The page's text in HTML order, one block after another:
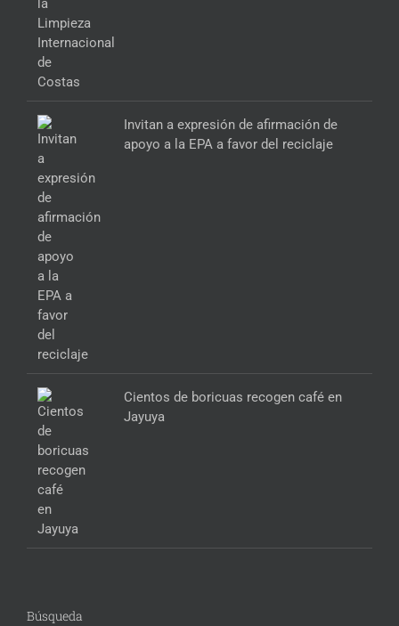
Invitan a expresión de afirmación de
apoyo a la EPA a favor del reciclaje
Cientos de boricuas recogen café en
Jayuya
Búsqueda